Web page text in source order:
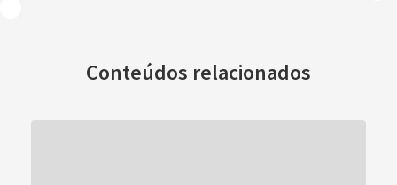
Conteúdos relacionados